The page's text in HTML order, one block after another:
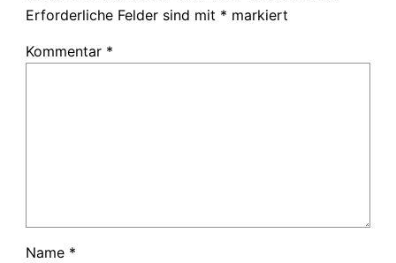
Erforderliche Felder sind mit * markiert
Kommentar *
Name *